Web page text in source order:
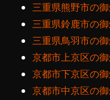
三重県熊野市の
三重県鈴鹿市の
三重県鳥羽市の
京都市上京区の
京都市下京区の
京都市中京区の